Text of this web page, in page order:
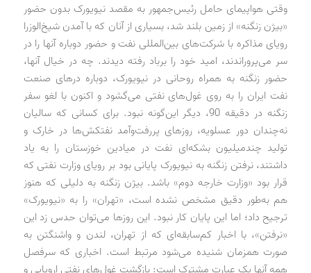
وقتی هواپیمای حامل رئیس‌جمهور به مقصد نیویورک بدون حضور
«بیژن زنگنه» از زمین بلند شد، بسیاری از آنان‌ که با آمدن شیخ‌الوزرا
رویای مذاکره با شرکت‌های بین‌المللی نفت و حضور دوباره آنها را در
سر می‌پروراندند، امید خود را برباد رفته دیدند. چه در خیال آنها،
حضور زنگنه به همراه روحانی در نیویورک، دوباره درهای صنعت
نفت ایران را به روی غول‌های نفتی می‌گشود و اکنون با لغو سفر
زنگنه در دقیقه 90، دیگر این‌گونه نبود. برای کسانی که سالیان
نه‌چندان دور عسلویه، روزهای پررفت‌وآمد نفتکش‌ها در خارک و
تولید چندمیلیون بشکه‌ای نفت در میادین خوزستان را به یاد
داشتند، نرفتن زنگنه به نیویورک پایانی بود بر رویای وزارت نفتی که
قرار بود «وزارت خارجه دوم» باشد. بیژن زنگنه به دلیلی که هنوز
هم به‌طور دقیق مشخص نشده است، «تهران» را به «نیویورک»
ترجیح داد؛ اما این پایان کار نبود. این روزها می‌توان حدس زد این
«نرفتن»، با اخبار کم‌سابقه‌ای که از تهران، لندن و واشنگتن به
صورت همزمان شنیده می‌شود مرتبط است. اخباری که سرفصل